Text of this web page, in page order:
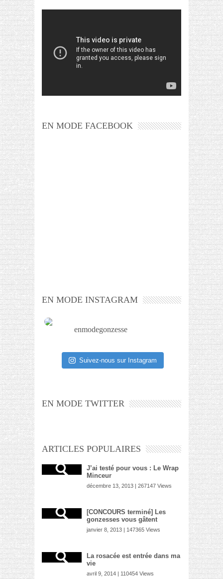
EN MODE FACEBOOK
EN MODE INSTAGRAM
enmodegonzesse
Suivez-nous sur Instagram
EN MODE TWITTER
ARTICLES POPULAIRES
J’ai testé pour vous : Le Wrap
Minceur
décembre 13, 2013 | 267147 Views
[CONCOURS terminé] Les
gonzesses vous gâtent
janvier 8, 2013 | 147365 Views
La rosacée est entrée dans ma
vie
avril 9, 2014 | 110454 Views